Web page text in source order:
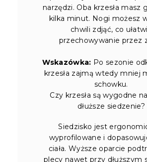
narzędzi. Oba krzesła masz
kilka minut. Nogi możesz
chwili zdjąć, co
przechowywanie przez
Wskazówka: Po sezonie
krzesła zajmą wtedy mniej
schowku.
Czy krzesła są wygodne
dłuższe siedzenie?
Siedzisko jest
wyprofilowane i
ciała. Wyższe oparcie
plecy nawet przy dłuższym